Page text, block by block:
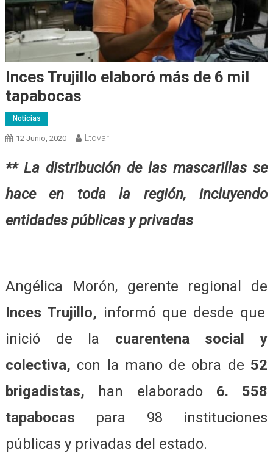
Inces Trujillo elaboró más de 6 mil
tapabocas
Noticias
12 Junio, 2020 Ltovar
** La distribución de las mascarillas se
hace en toda la región, incluyendo
entidades públicas y privadas
Angélica Morón, gerente regional de
Inces Trujillo, informó que desde que
inició de la cuarentena social y
colectiva, con la mano de obra de 52
brigadistas, han elaborado6. 558
tapabocas para 98 instituciones
públicas y privadas del estado.